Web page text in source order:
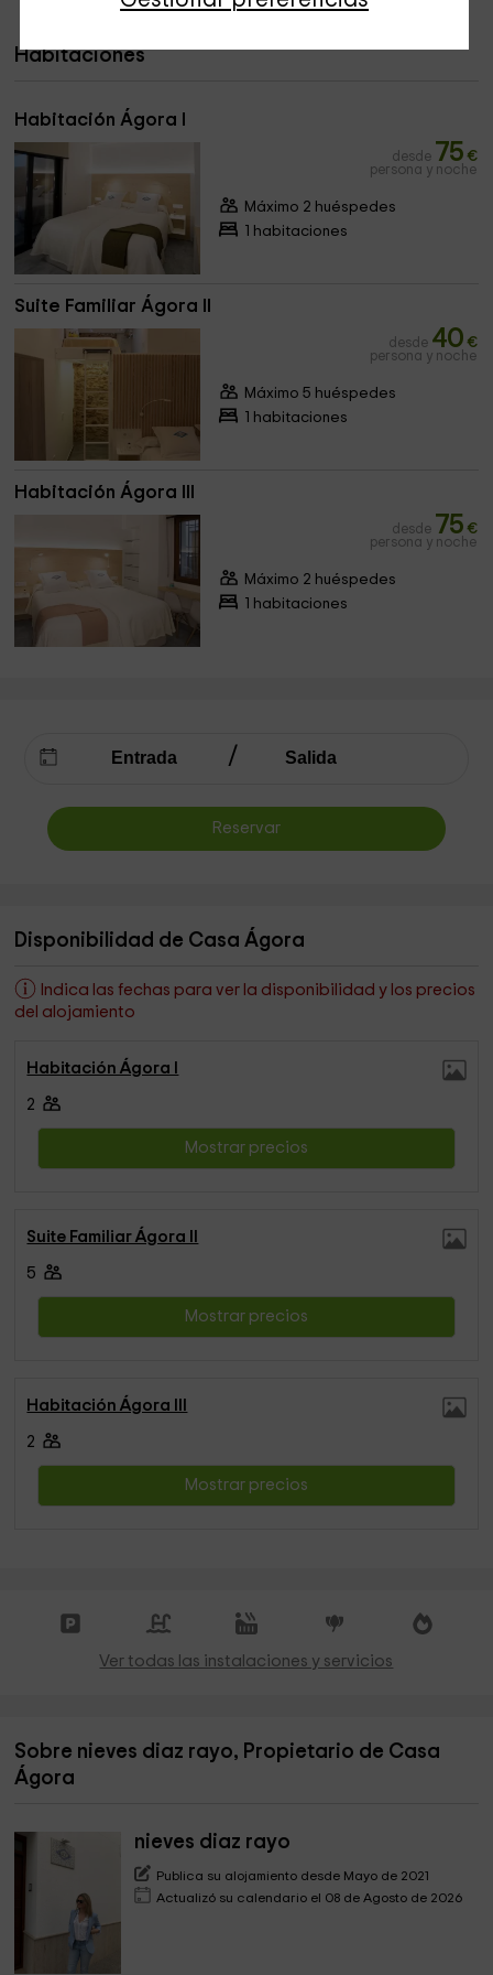
Habitaciones
Habitación Ágora I
desde 75 €
persona y noche
Máximo 2 huéspedes
1 habitaciones
Suite Familiar Ágora II
desde 40 €
persona y noche
Máximo 5 huéspedes
1 habitaciones
Habitación Ágora III
desde 75 €
persona y noche
Máximo 2 huéspedes
1 habitaciones
Reservar
Disponibilidad de Casa Ágora
Indica las fechas para ver la disponibilidad y los precios
del alojamiento
Habitación Ágora I
2
Mostrar precios
Suite Familiar Ágora II
5
Mostrar precios
Habitación Ágora III
2
Mostrar precios
Ver todas las instalaciones y servicios
Sobre nieves diaz rayo, Propietario de Casa
Ágora
nieves diaz rayo
Publica su alojamiento desde Mayo de 2021
Actualizó su calendario el 08 de Agosto de 2026